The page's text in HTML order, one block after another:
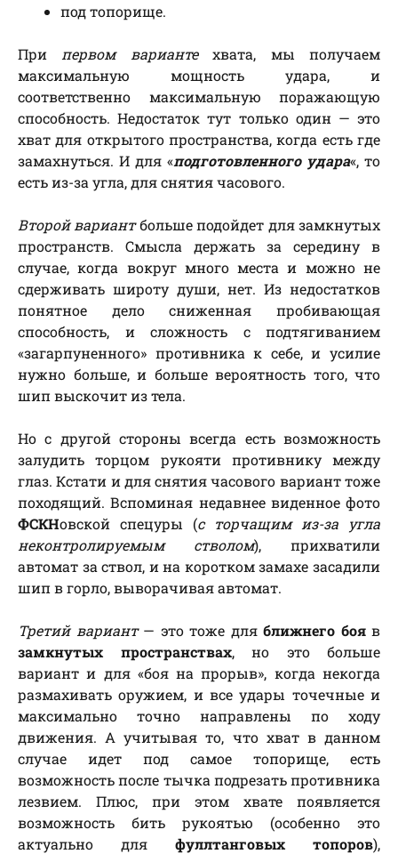
под топорище.
При первом вариантехвата, мы получаем
максимальную мощность удара, и
соответственно максимальную поражающую
способность. Недостаток тут только один — это
хват для открытого пространства, когда есть где
замахнуться. И для «подготовленного удара«, то
есть из-за угла, для снятия часового.
Второй вариантбольше подойдет для замкнутых
пространств. Смысла держать за середину в
случае, когда вокруг много места и можно не
сдерживать широту души, нет. Из недостатков
понятное дело сниженная пробивающая
способность, и сложность с подтягиванием
«загарпуненного» противника к себе, и усилие
нужно больше, и больше вероятность того, что
шип выскочит из тела.
Но с другой стороны всегда есть возможность
залудить торцом рукояти противнику между
глаз. Кстати и для снятия часового вариант тоже
походящий. Вспоминая недавнее виденное фото
ФСКНовской спецуры (с торчащим из-за угла
неконтролируемым стволом), прихватили
автомат за ствол, и на коротком замахе засадили
шип в горло, выворачивая автомат.
Третий вариант— это тоже для ближнего бояв
замкнутых пространствах, но это больше
вариант и для «боя на прорыв», когда некогда
размахивать оружием, и все удары точечные и
максимально точно направлены по ходу
движения. А учитывая то, что хват в данном
случае идет под самое топорище, есть
возможность после тычка подрезать противника
лезвием. Плюс, при этом хвате появляется
возможность бить рукоятью (особенно это
актуально для фуллтанговых топоров),